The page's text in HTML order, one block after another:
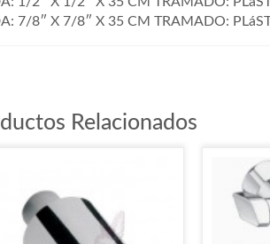
7/8″ X 7/8″ X 35 CM TRAMADO:
Relacionados